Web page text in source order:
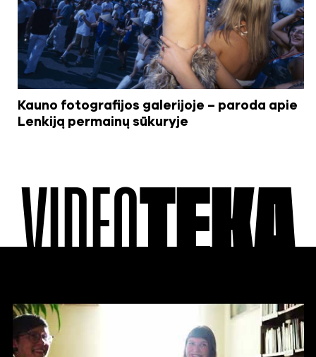
Kauno fotografijos galerijoje – paroda apie
Lenkiją permainų sūkuryje
VIDEOTEKA